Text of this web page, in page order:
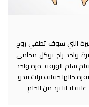
التي سوف تطفي روح
واحد راح يوكل محامى
سلم الورقة مرة واحد
جالها جفاف نزلت نيدو
لا انا برد من الحلم